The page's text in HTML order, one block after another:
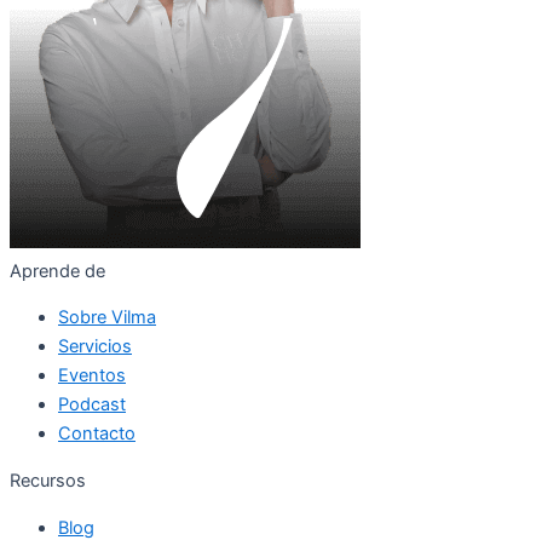
Aprende de
Sobre Vilma
Servicios
Eventos
Podcast
Contacto
Recursos
Blog